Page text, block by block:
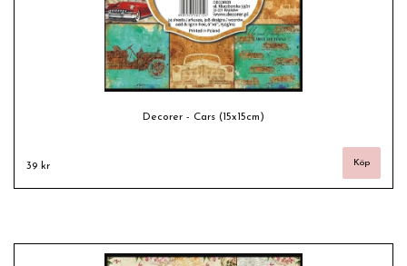
Decorer - Cars (15x15cm)
39 kr